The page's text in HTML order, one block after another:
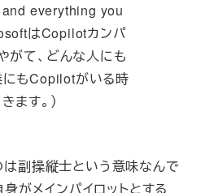
everything you
はCopilotカンパ
がて、どんな人にも
もCopilotがいる時
ます。）
副操縦士という意味なんで
がメインパイロットとする